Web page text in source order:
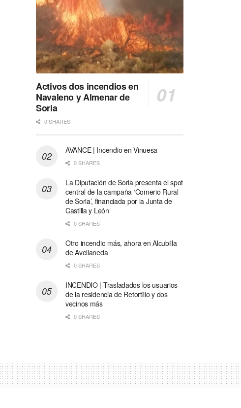
Activos dos incendios en
Navaleno y Almenar de
Soria
0 SHARES
AVANCE | Incendio en Vinuesa
0 SHARES
La Diputación de Soria presenta el spot
central de la campaña ‘Comerio Rural
de Soria’, financiada por la Junta de
Castilla y León
0 SHARES
Otro incendio más, ahora en Alcubilla
de Avellaneda
0 SHARES
INCENDIO | Trasladados los usuarios
de la residencia de Retortillo y dos
vecinos más
0 SHARES